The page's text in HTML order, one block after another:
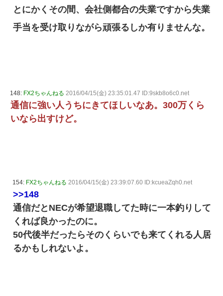
とにかくその間、会社側都合の失業ですから失業
手当を受け取りながら頑張るしか有りませんな。
148: FX2ちゃんねる 2016/04/15(金) 23:35:01.47 ID:9skb8o6c0.net
通信に強い人うちにきてほしいなあ。300万くら
いなら出すけど。
154: FX2ちゃんねる 2016/04/15(金) 23:39:07.60 ID:kcueaZqh0.net
>>148
通信だとNECが希望退職してた時に一本釣りして
くれば良かったのに。
50代後半だったらそのくらいでも来てくれる人居
るかもしれないよ。